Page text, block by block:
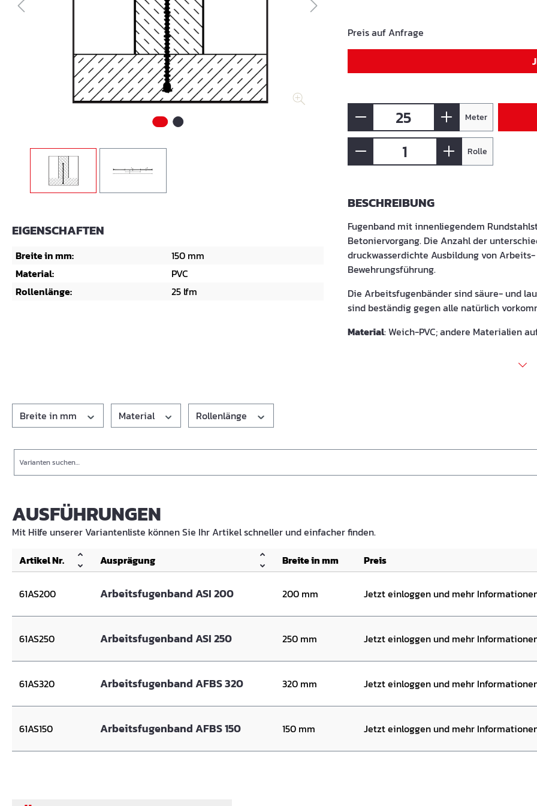
EIGENSCHAFTEN
Breite in mm:
150 mm
Material:
PVC
Rollenlänge:
25 lfm
Preis auf Anfrage
Meter
Rolle
BESCHREIBUNG
Fugenband mit innenliegendem
Betoniervorgang. Die Anzahl der
druckwasserdichte Ausbildung von
Bewehrungsführung.
Die Arbeitsfugenbänder sind säure- und
sind beständig gegen alle natürlich
Material: Weich-PVC; andere Materialien
Breite in mm Material Rollenlänge
AUSFÜHRUNGEN
Mit Hilfe unserer Variantenliste können Sie Ihr Artikel schneller und einfacher finden.
Artikel Nr.
Ausprägung Breite in mm Preis
61AS200 Arbeitsfugenband ASI 200 200 mm Jetzt einloggen und mehr
61AS250 Arbeitsfugenband ASI 250 250 mm Jetzt einloggen und mehr
61AS320 Arbeitsfugenband AFBS 320 320 mm Jetzt einloggen und mehr
61AS150 Arbeitsfugenband AFBS 150 150 mm Jetzt einloggen und mehr